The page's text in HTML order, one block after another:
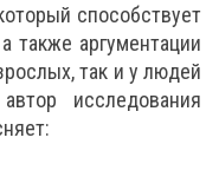
способствует
также аргументации
так и у людей
исследования